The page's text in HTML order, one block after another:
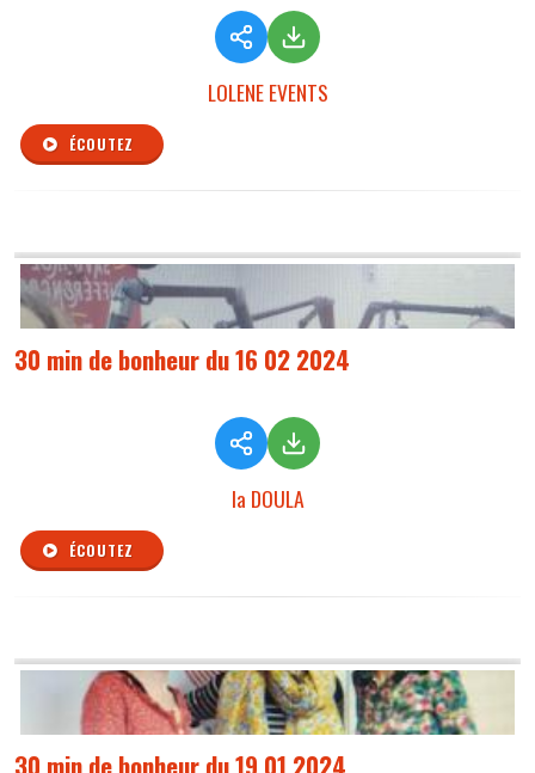
LOLENE EVENTS
ÉCOUTEZ
30 min de bonheur du 16 02 2024
la DOULA
ÉCOUTEZ
30 min de bonheur du 19 01 2024